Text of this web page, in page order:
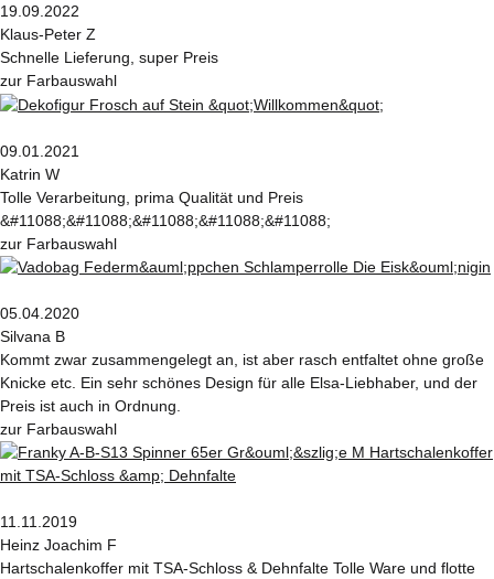
19.09.2022
Klaus-Peter Z
Schnelle Lieferung, super Preis
zur Farbauswahl
09.01.2021
Katrin W
Tolle Verarbeitung, prima Qualität und Preis
&#11088;&#11088;&#11088;&#11088;&#11088;
zur Farbauswahl
05.04.2020
Silvana B
Kommt zwar zusammengelegt an, ist aber rasch entfaltet ohne große
Knicke etc. Ein sehr schönes Design für alle Elsa-Liebhaber, und der
Preis ist auch in Ordnung.
zur Farbauswahl
11.11.2019
Heinz Joachim F
Hartschalenkoffer mit TSA-Schloss & Dehnfalte Tolle Ware und flotte